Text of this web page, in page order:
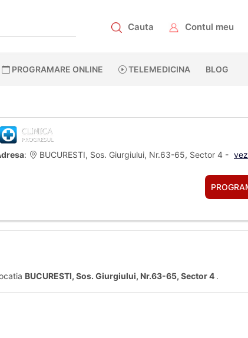
Cauta Contul meu
PROGRAMARE ONLINE TELEMEDICINA BLOG
: BUCURESTI, Sos. Giurgiului, Nr.63-65, Sector 4 -
BUCURESTI, Sos. Giurgiului, Nr.63-65, Sector 4 .